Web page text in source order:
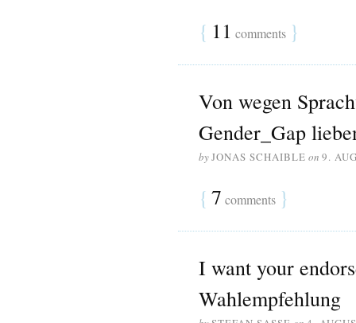
{ 11 comments }
Von wegen
Gender_Gap
byJONAS SCHAIBLE on 9.
{ 7 comments }
I want your
Wahlempfehlung